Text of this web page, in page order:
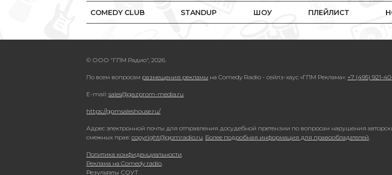
COMEDY CLUB STANDUP ШОУ ПЛЕЙЛИСТ
© ООО "ГПМ Радио", 2026.
По всем вопросам размещения рекламы на Comedy Radio - сейлз-хаус «ГПМ Реклама»: +7 (495) 921-
E-mail: sales@gazprom-media.ru
https://gpmsaleshouse.ru/
Адрес электронной почты для отправления досудебной претензии по вопросам нарушения
смежных прав: copyright@gpmradio.ru. Более подробная информация для правообладателей.
Политика конфиденциальности.
Реклама на Comedy radio.
Результаты СОУТ.